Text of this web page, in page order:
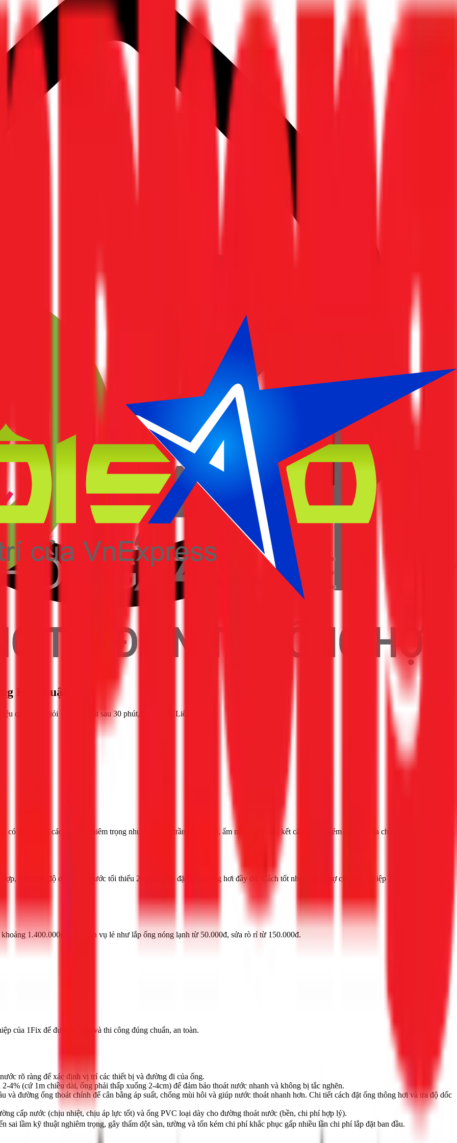
Kỹ Thuật
quả. Thợ giỏi 1Fix có mặt sau 30 phút, bảo hành. Liên hệ 1Fix
có thể gây ra các sự cố nghiêm trọng như thấm dột trần tầng dưới, ẩm mốc, hư hỏng kết cấu và tốn kém chi phí sửa chữa.
đảm bảo độ dốc thoát nước tối thiểu 2-4% và lắp đặt ống thông hơi đầy đủ. Cách tốt nhất là gọi thợ chuyên nghiệp để đảm bảo an toàn
1.400.000đ. Các dịch vụ lẻ như lắp ống nóng lạnh từ 50.000đ, sửa rò rỉ từ 150.000đ.
của 1Fix để được tư vấn và thi công đúng chuẩn, an toàn.
rõ ràng để xác định vị trí các thiết bị và đường đi của ống.
4% (cứ 1m chiều dài, ống phải thấp xuống 2-4cm) để đảm bảo thoát nước nhanh và không bị tắc nghẽn.
và đường ống thoát chính để cân bằng áp suất, chống mùi hôi và giúp nước thoát nhanh hơn. Chi tiết cách đặt ống thông hơi và tra độ dốc
cấp nước (chịu nhiệt, chịu áp lực tốt) và ống PVC loại dày cho đường thoát nước (bền, chi phí hợp lý).
lầm kỹ thuật nghiêm trọng, gây thấm dột sàn, tường và tốn kém chi phí khắc phục gấp nhiều lần chi phí lắp đặt ban đầu.